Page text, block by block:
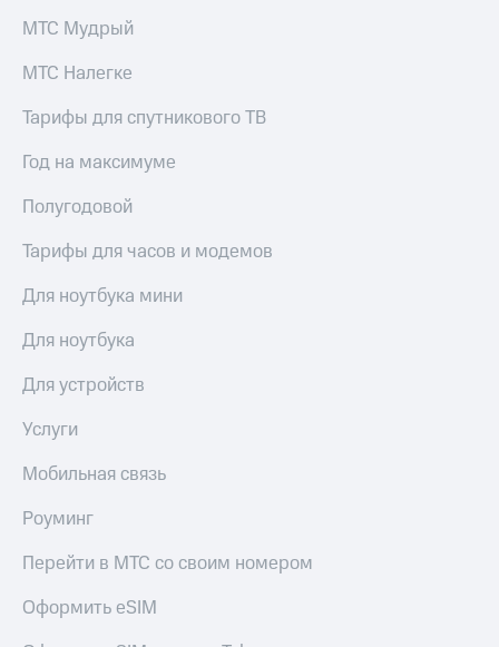
МТС Мудрый
МТС Налегке
Тарифы для спутникового ТВ
Год на максимуме
Полугодовой
Тарифы для часов и модемов
Для ноутбука мини
Для ноутбука
Для устройств
Услуги
Мобильная связь
Роуминг
Перейти в МТС со своим номером
Оформить eSIM